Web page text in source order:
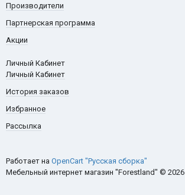
Производители
Партнерская программа
Акции
Личный Кабинет
Личный Кабинет
История заказов
Избранное
Рассылка
Работает на OpenCart "Русская сборка"
Мебельный интернет магазин "Forestland" © 2026